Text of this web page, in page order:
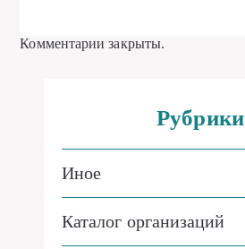
Комментарии закрыты.
Рубрики
Иное
Каталог организаций